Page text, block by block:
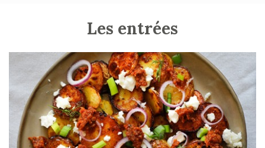
Les entrées